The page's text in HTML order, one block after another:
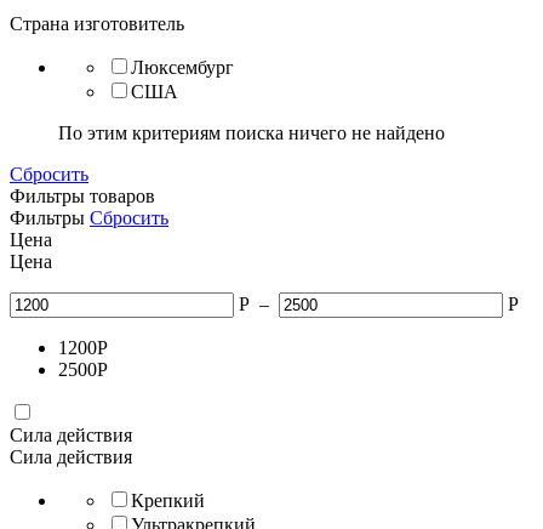
Страна изготовитель
Люксембург
США
По этим критериям поиска ничего не найдено
Сбросить
Фильтры товаров
Фильтры Сбросить
Цена
Цена
Р – Р
1200Р
2500Р
Сила действия
Сила действия
Крепкий